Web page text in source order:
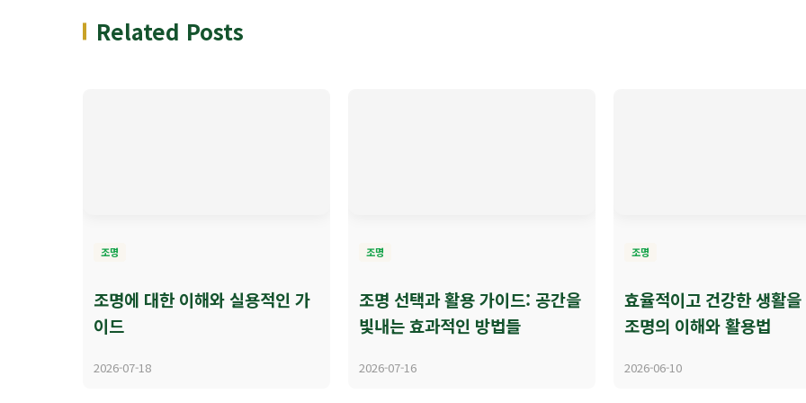
Related Posts
조명
조명에 대한 이해와 실용적인 가
이드
2026-07-18
조명
조명 선택과 활용 가이드: 공간을
빛내는 효과적인 방법들
2026-07-16
조명
효율적이고 건강한 생활
조명의 이해와 활용법
2026-06-10